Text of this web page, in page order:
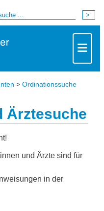
> Ordinationssuche
Ärztesuche
und Ärzte sind für
in der